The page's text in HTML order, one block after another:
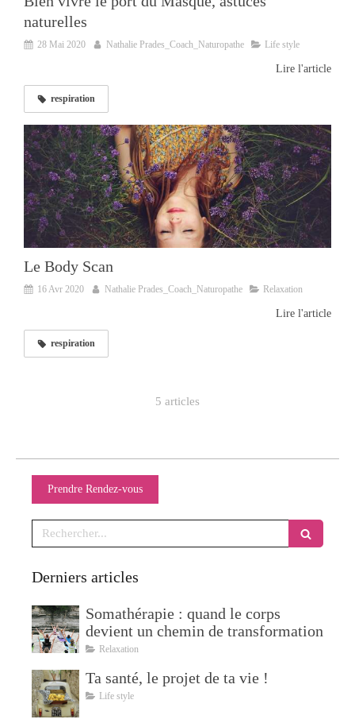
naturelles
28 Mai 2020 Nathalie Prades_Coach_Naturopathe Life style
Lire l'article
respiration
Le Body Scan
16 Avr 2020 Nathalie Prades_Coach_Naturopathe Relaxation
Lire l'article
respiration
5 articles
Prendre Rendez-vous
Rechercher
Derniers articles
Somathérapie : quand le corps
devient un chemin de transformation
Relaxation
Ta santé, le projet de ta vie !
Life style